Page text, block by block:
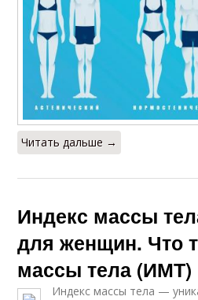
Читать дальше →
Индекс массы
для женщин. Что
массы тела (ИМТ)
Индекс массы тела —